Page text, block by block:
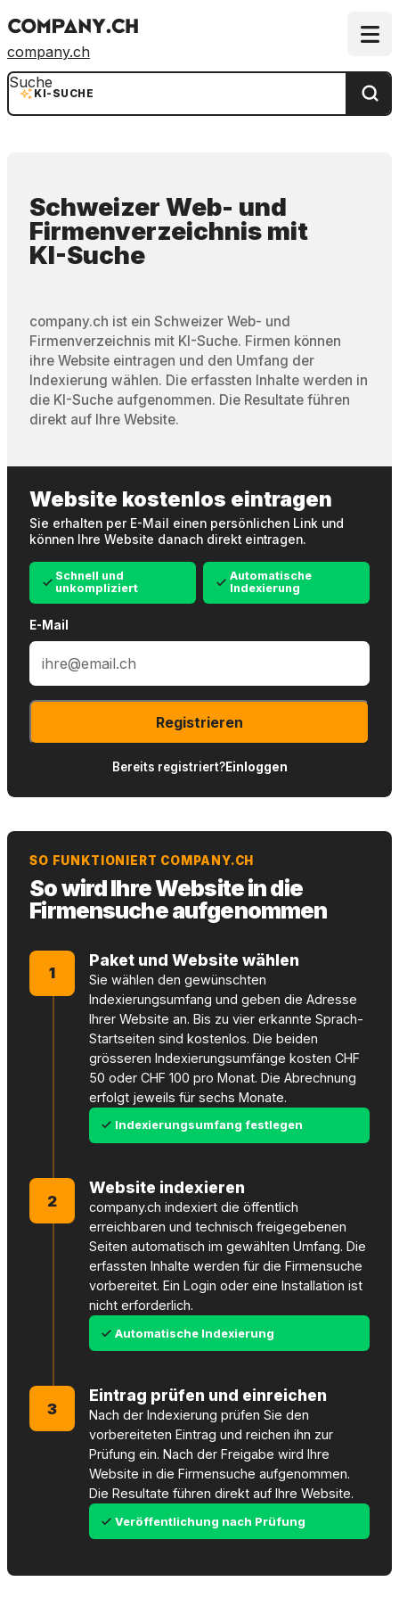
company.ch
KI-SUCHE
Suche
Schweizer Web- und
Firmenverzeichnis mit
KI-Suche
company.ch ist ein Schweizer Web- und
Firmenverzeichnis mit KI-Suche. Firmen können
ihre Website eintragen und den Umfang der
Indexierung wählen. Die erfassten Inhalte werden in
die KI-Suche aufgenommen. Die Resultate führen
direkt auf Ihre Website.
Website kostenlos eintragen
Sie erhalten per E-Mail einen persönlichen Link und
können Ihre Website danach direkt eintragen.
Schnell und
unkompliziert
Automatische
Indexierung
E-Mail
Registrieren
Bereits registriert?Einloggen
SO FUNKTIONIERT COMPANY.CH
So wird Ihre Website in die
Firmensuche aufgenommen
1
Paket und Website wählen
Sie wählen den gewünschten
Indexierungsumfang und geben die Adresse
Ihrer Website an. Bis zu vier erkannte Sprach-
Startseiten sind kostenlos. Die beiden
grösseren Indexierungsumfänge kosten CHF
50 oder CHF 100 pro Monat. Die Abrechnung
erfolgt jeweils für sechs Monate.
Indexierungsumfang festlegen
2
Website indexieren
company.ch indexiert die öffentlich
erreichbaren und technisch freigegebenen
Seiten automatisch im gewählten Umfang. Die
erfassten Inhalte werden für die Firmensuche
vorbereitet. Ein Login oder eine Installation ist
nicht erforderlich.
Automatische Indexierung
3
Eintrag prüfen und einreichen
Nach der Indexierung prüfen Sie den
vorbereiteten Eintrag und reichen ihn zur
Prüfung ein. Nach der Freigabe wird Ihre
Website in die Firmensuche aufgenommen.
Die Resultate führen direkt auf Ihre Website.
Veröffentlichung nach Prüfung